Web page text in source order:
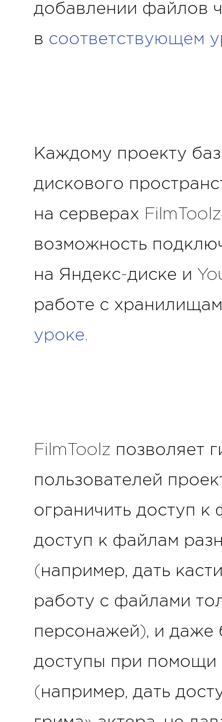
добавлении файлов
в соответствующем
Каждому проекту
дискового
на серверах
возможность
на Яндекс-диске и
работе с
уроке.
FilmToolz позволяет
пользователей
ограничить доступ
доступ к файлам
(например, дать
работу с файлами
персонажей), и даже
доступы при помощи
(например, дать